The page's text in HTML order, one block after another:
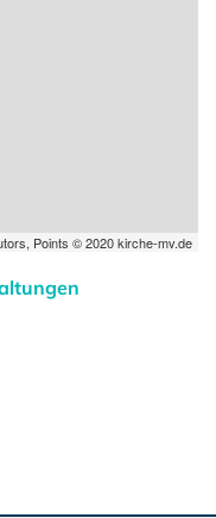
Points © 2020 kirche-mv.de